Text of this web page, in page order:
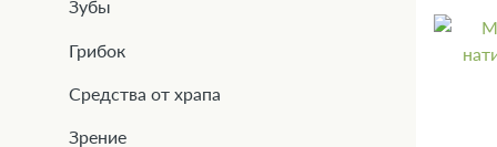
Зубы
Грибок
Средства от храпа
Зрение